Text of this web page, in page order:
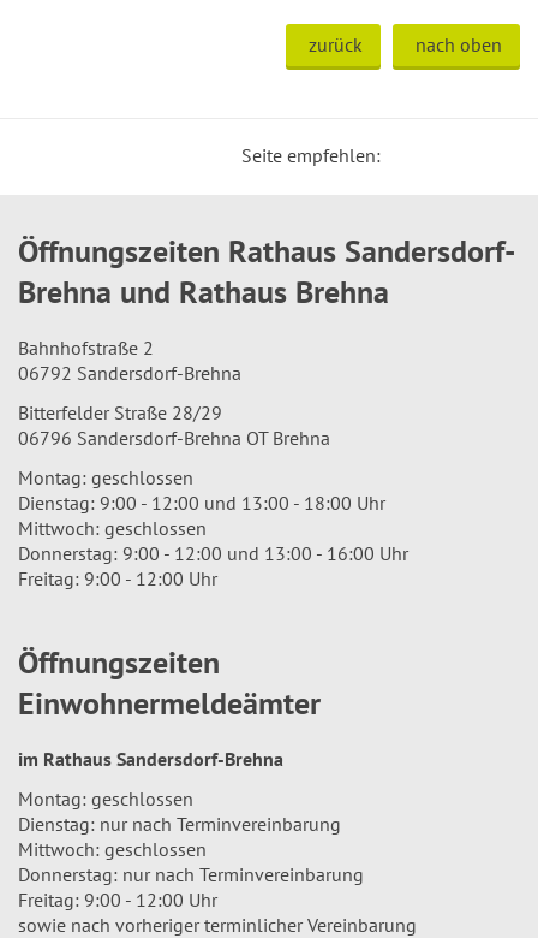
zurück nach oben
Seite empfehlen:
Öffnungszeiten Rathaus Sandersdorf-
Brehna und Rathaus Brehna
Bahnhofstraße 2
06792 Sandersdorf-Brehna
Bitterfelder Straße 28/29
06796 Sandersdorf-Brehna OT Brehna
Montag: geschlossen
Dienstag: 9:00 - 12:00 und 13:00 - 18:00 Uhr
Mittwoch: geschlossen
Donnerstag: 9:00 - 12:00 und 13:00 - 16:00 Uhr
Freitag: 9:00 - 12:00 Uhr
Öffnungszeiten
Einwohnermeldeämter
im Rathaus Sandersdorf-Brehna
Montag: geschlossen
Dienstag: nur nach Terminvereinbarung
Mittwoch: geschlossen
Donnerstag: nur nach Terminvereinbarung
Freitag: 9:00 - 12:00 Uhr
sowie nach vorheriger terminlicher Vereinbarung